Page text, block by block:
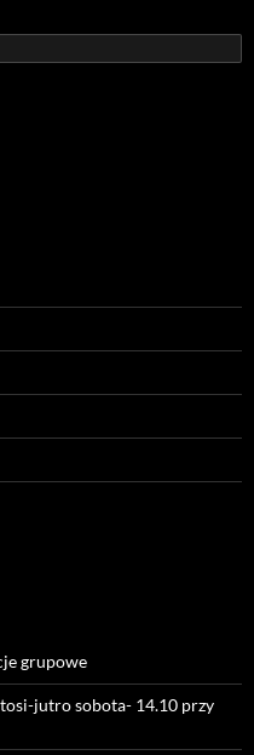
grupowe
jutro sobota- 14.10 przy